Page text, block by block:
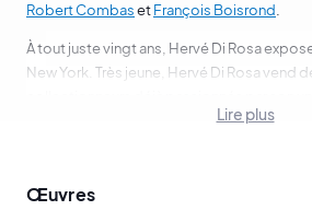
Robert CombasetFrançois Boisrond
À tout juste vingt ans, Hervé Di Rosa
New York. Très jeune, Hervé Di Rosa vend
La Figuration libre est donc née dans les
Lire plus
Œuvres